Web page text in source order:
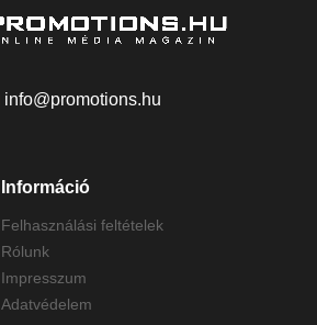
info@promotions.hu
Információ
Felhasználási feltételek
Rólunk
Impresszum
Adatvédelem